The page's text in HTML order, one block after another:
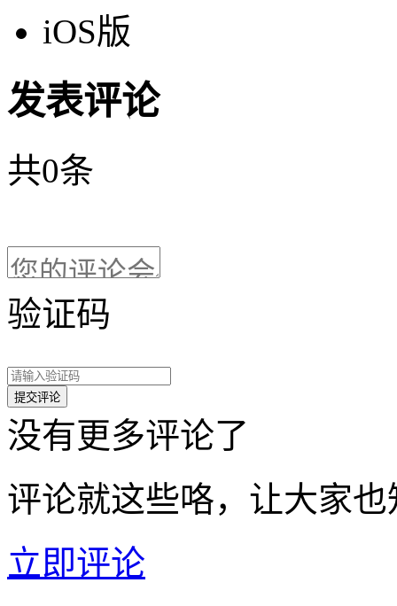
iOS版
发表评论
共0条
验证码
没有更多评论了
评论就这些咯，让大家
立即评论